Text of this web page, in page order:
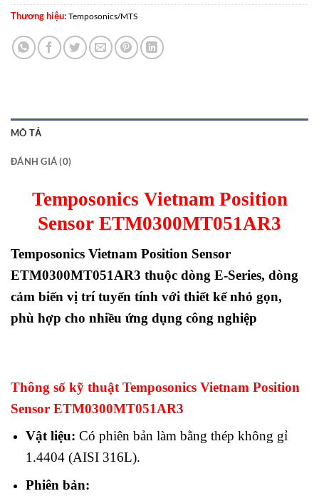
Thương hiệu: Temposonics/MTS
MÔ TẢ
ĐÁNH GIÁ (0)
Temposonics Vietnam Position
Sensor ETM0300MT051AR3
Temposonics Vietnam Position Sensor
ETM0300MT051AR3 thuộc dòng E-Series, dòng
cảm biến vị trí tuyến tính với thiết kế nhỏ gọn,
phù hợp cho nhiều ứng dụng công nghiệp
Thông số kỹ thuật Temposonics Vietnam Position
Sensor ETM0300MT051AR3
Vật liệu: Có phiên bản làm bằng thép không gỉ
1.4404 (AISI 316L).
Phiên bản: